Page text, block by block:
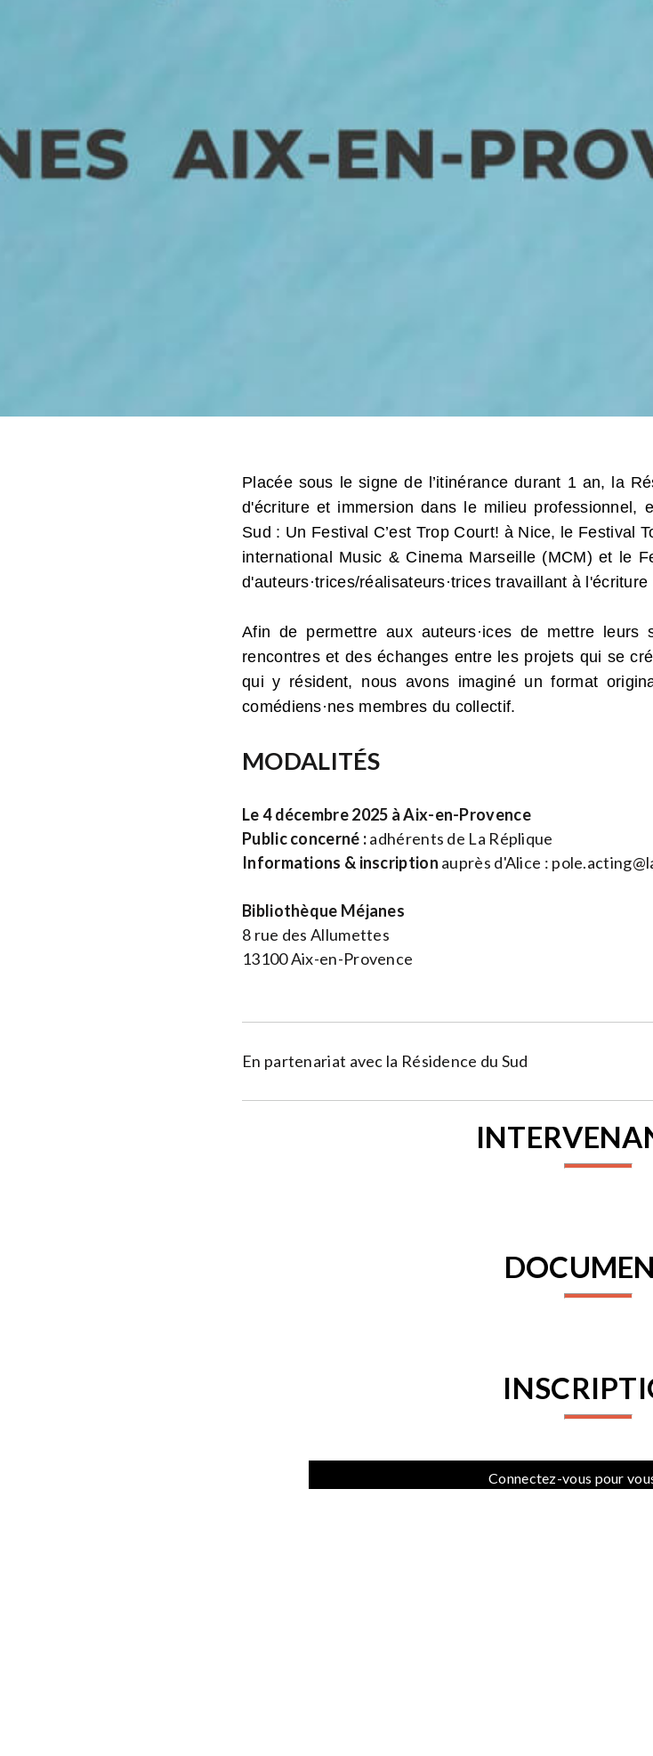
Placée sous le signe de l’itinérance durant 1 an, la
d'écriture et immersion dans le milieu professionnel,
Sud : Un Festival C’est Trop Court! à Nice, le Festival
international Music & Cinema Marseille (MCM) et le
d'auteurs·trices/réalisateurs·trices travaillant à
Afin de permettre aux auteurs·ices de mettre
rencontres et des échanges entre les projets qui se
qui y résident, nous avons imaginé un format
comédiens·nes membres du collectif.
MODALITÉS
Le 4 décembre 2025 à Aix-en-Provence
Public concerné :adhérents de La Réplique
Informations & inscription auprès d'Alice :
Bibliothèque Méjanes
8 rue des Allumettes
13100 Aix-en-Provence
En partenariat avec la Résidence du Sud
Connectez-vous pour